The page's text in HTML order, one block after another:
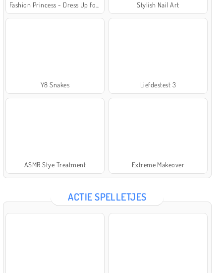
Stylish Nail Art
Y8 Snakes Liefdestest 3
ASMR Stye Treatment Extreme Makeover
ACTIE SPELLETJES